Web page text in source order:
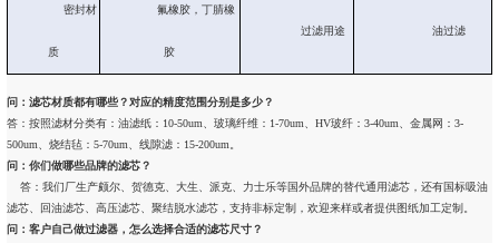
密封材
质
氟橡胶，丁腈橡
胶
过滤用途 油过滤
问：滤芯材质都有哪些？对应的精度范围分别是多少？
答：按照滤材分类有：油滤纸：10-50um、玻璃纤维：1-70um、HV玻纤：3-40um、金属网：3-
500um、烧结毡：5-70um、线隙滤：15-200um。
问：你们做哪些品牌的滤芯？
答：我们厂生产颇尔、贺德克、大生、派克、力士乐等国外品牌的替代通用滤芯，还有国标吸油
滤芯、回油滤芯、高压滤芯、聚结脱水滤芯，支持非标定制，欢迎来样或者提供图纸加工定制。
问：客户自己做过滤器，怎么选择合适的滤芯尺寸？